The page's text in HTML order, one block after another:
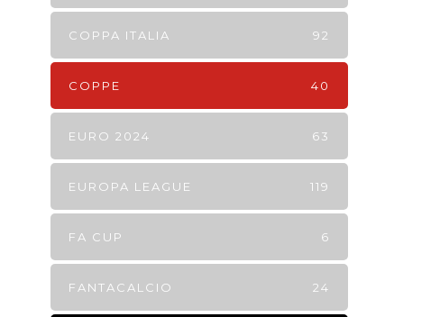
COPPA ITALIA 92
COPPE 40
EURO 2024 63
EUROPA LEAGUE 119
FA CUP 6
FANTACALCIO 24